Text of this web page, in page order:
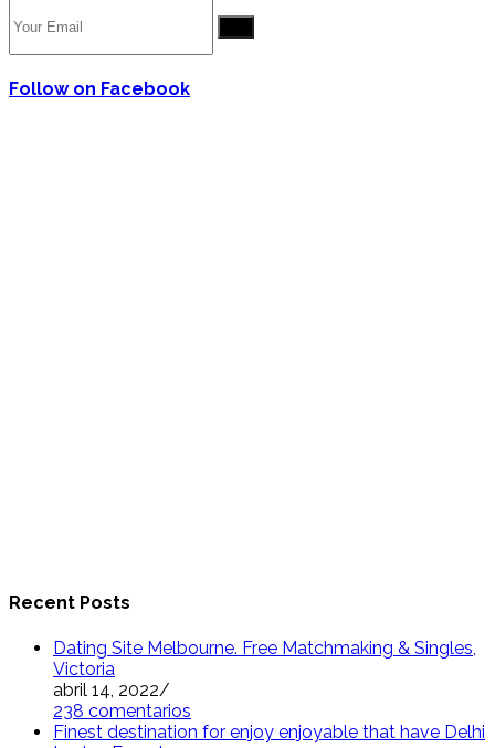
Follow on Facebook
Recent Posts
Dating Site Melbourne. Free Matchmaking & Singles,
Victoria
abril 14, 2022/
238 comentarios
Finest destination for enjoy enjoyable that have Delhi